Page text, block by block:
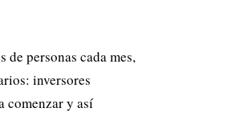
personas cada mes,
inversores
comenzar y así